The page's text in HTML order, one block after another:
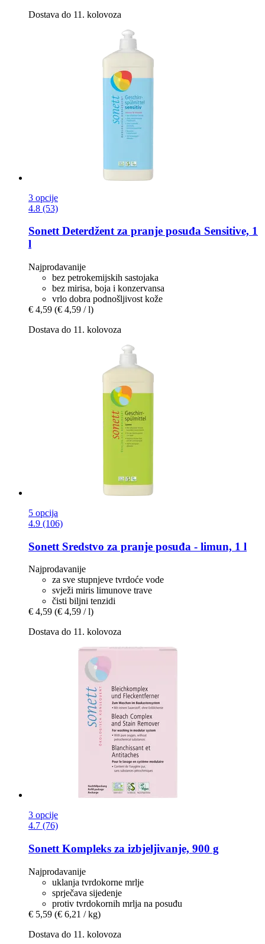
Dostava do 11. kolovoza
3 opcije
4.8 (53)
SonettDeterdžent za pranje posuđa Sensitive, 1
l
Najprodavanije
bez petrokemijskih sastojaka
bez mirisa, boja i konzervansa
vrlo dobra podnošljivost kože
€ 4,59 (€ 4,59 / l)
Dostava do 11. kolovoza
5 opcija
4.9 (106)
Sonett Sredstvo za pranje posuđa -​ limun, 1 l
Najprodavanije
za sve stupnjeve tvrdoće vode
svježi miris limunove trave
čisti biljni tenzidi
€ 4,59 (€ 4,59 / l)
Dostava do 11. kolovoza
3 opcije
4.7 (76)
Sonett Kompleks za izbjeljivanje, 900 g
Najprodavanije
uklanja tvrdokorne mrlje
sprječava sijedenje
protiv tvrdokornih mrlja na posuđu
€ 5,59 (€ 6,21 / kg)
Dostava do 11. kolovoza